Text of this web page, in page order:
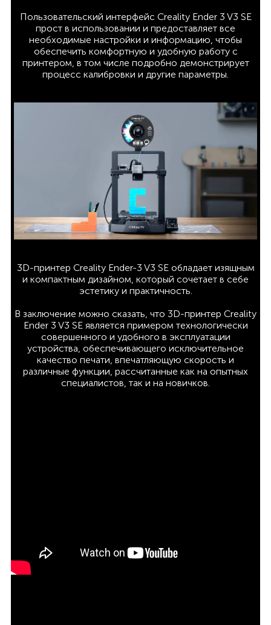
Пользовательский интерфейс Creality Ender 3 V3 SE
прост в использовании и предоставляет все
необходимые настройки и информацию, чтобы
обеспечить комфортную и удобную работу с
принтером, в том числе подробно демонстрирует
процесс калибровки и другие параметры.
3D-принтер Creality Ender-3 V3 SE обладает изящным
и компактным дизайном, который сочетает в себе
эстетику и практичность.
В заключение можно сказать, что 3D-принтер Creality
Ender 3 V3 SE является примером технологически
совершенного и удобного в эксплуатации
устройства, обеспечивающего исключительное
качество печати, впечатляющую скорость и
различные функции, рассчитанные как на опытных
специалистов, так и на новичков.